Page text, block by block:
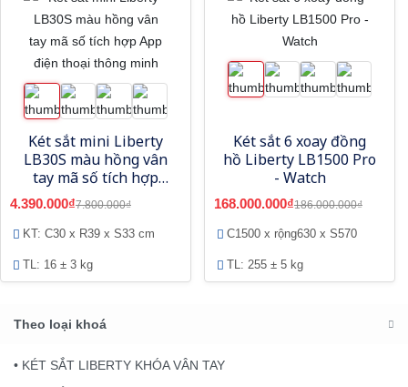
Két sắt mini Liberty
LB30S màu hồng vân
tay mã số tích hợp
App điện thoại thông
minh
4.390.000₫7.800.000₫
KT: C30 x R39 x S33 cm
TL: 16 ± 3 kg
Két sắt 6 xoay đồng
hồ Liberty LB1500 Pro
- Watch
168.000.000₫186.000.000₫
C1500 x rộng630 x S570
TL: 255 ± 5 kg
Theo loại khoá
• KÉT SẮT LIBERTY KHÓA VÂN TAY